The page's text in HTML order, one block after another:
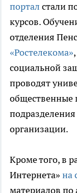
портал стали
курсов.
отделения
«Ростелекома»
социальной
проводят
общественные
организации.
Кроме того, в
Интернета» на
материалов по